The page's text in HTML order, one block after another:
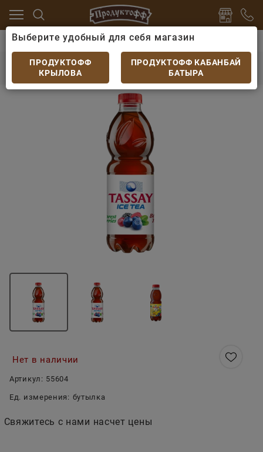
Холодный чай
Холодный чай Tassay Ice Tea
Холодный чай Tassay Ice Tea Черный лесные
Нет в наличии
Артикул: 55604
Ед. измерения: бутылка
Свяжитесь с нами насчет цены
Выберите удобный для себя магазин
ПРОДУКТОФФ
КРЫЛОВА
ПРОДУКТОФФ КАБАНБАЙ
БАТЫРА